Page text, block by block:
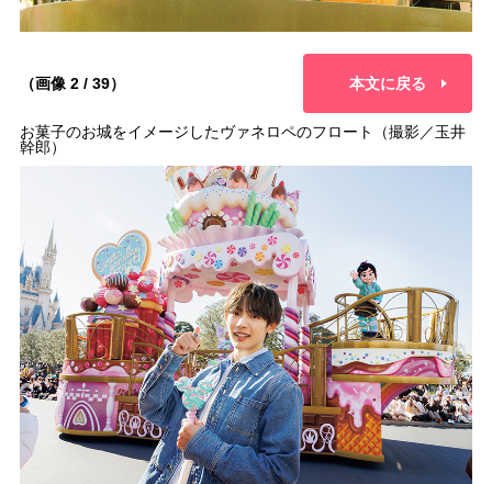
（画像 2 / 39） 本文に戻る
お菓子のお城をイメージしたヴァネロペのフロート（撮影／玉井
幹郎）